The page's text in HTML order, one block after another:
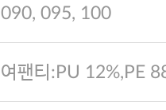
090, 095, 100
여팬티:PU 12%,PE